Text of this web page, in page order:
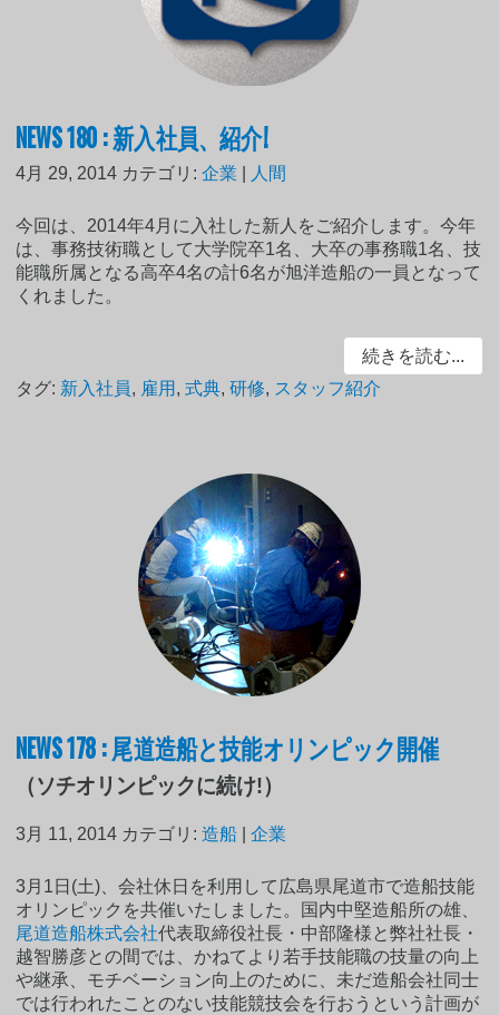
NEWS 180 : 新入社員、紹介!
4月 29, 2014 カテゴリ:企業 人間
今回は、2014年4月に入社した新人をご紹介します。今年
は、事務技術職として大学院卒1名、大卒の事務職1名、技
能職所属となる高卒4名の計6名が旭洋造船の一員となって
くれました。
続きを読む...
タグ: 新入社員, 雇用 ,式典,研修, スタッフ紹介
NEWS 178 : 尾道造船と技能オリンピック開催
（ソチオリンピックに続け!）
3月 11, 2014 カテゴリ:造船 |企業
3月1日(土)、会社休日を利用して広島県尾道市で造船技能
オリンピックを共催いたしました。国内中堅造船所の雄、
尾道造船株式会社代表取締役社長・中部隆様と弊社社長・
越智勝彦との間では、かねてより若手技能職の技量の向上
や継承、モチベーション向上のために、未だ造船会社同士
では行われたことのない技能競技会を行おうという計画が